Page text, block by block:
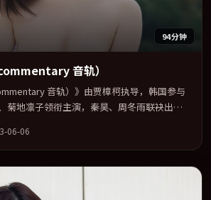
94分钟
音轨）
音轨）》由贾樟柯执导，韩国参与
菊地凛子领衔主演，秦昊、周冬雨联袂出
表演与视听上力求统一。定于 2023-07-09 在
步亮相，2023 年度话题片中口碑稳健，适合
的观众完整观看。
06-06